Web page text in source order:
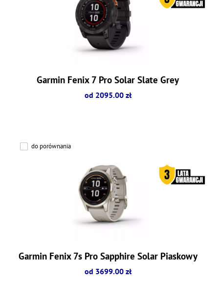
Garmin Fenix 7 Pro Solar Slate Grey
od 2095.00 zł
do porównania
Garmin Fenix 7s Pro Sapphire Solar Piaskowy
od 3699.00 zł